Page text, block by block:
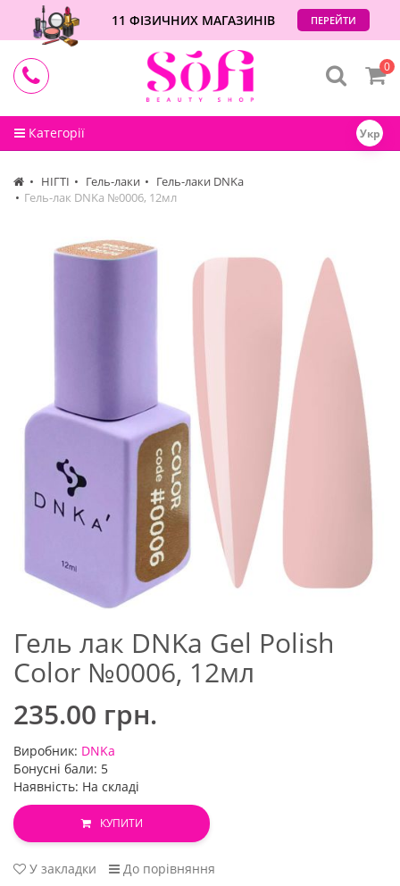
11 ФІЗИЧНИХ МАГАЗИНІВ ПЕРЕЙТИ
Категорії Укр
0
НІГТІ Гель-лаки
Гель-лаки DNKa
Гель-лак DNKa №0006, 12мл
Гель лак DNKa Gel Polish
Color №0006, 12мл
235.00 грн.
Виробник: DNKa
Бонусні бали: 5
Наявність: На складі
КУПИТИ
У закладки
До порівняння